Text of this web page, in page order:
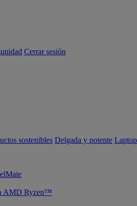
Cerrar sesión
sostenibles Delgada y potente
AMD Ryzen™